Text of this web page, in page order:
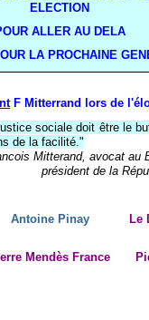
ELECTION
ALLER AU DELA
LA PROCHAINE
F Mitterrand lors de
sociale doit être le
de la facilité."
Mitterand, avocat au
président de la
Antoine Pinay Le
Mendès France